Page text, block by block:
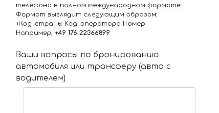
телефона в полном международном формате.
Формат выглядит следующим образом:
+Код_страны Код_оператора Номер
Например, +49 176 22366899
Ваши вопросы по бронированию
автомобиля или трансферу (авто с
водителем)